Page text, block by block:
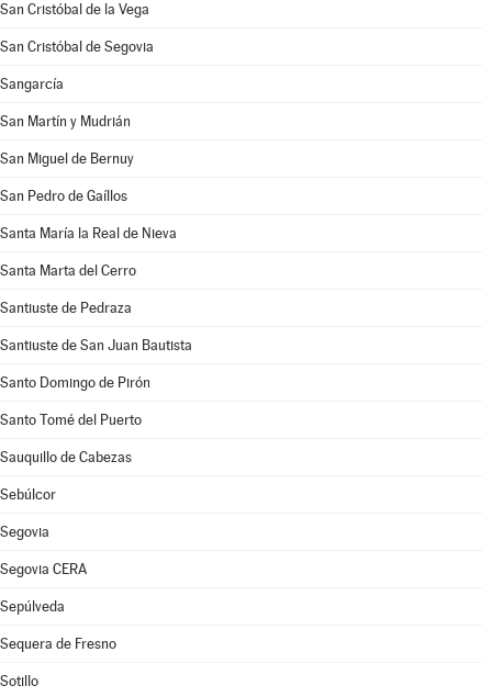
San Cristóbal de la Vega
San Cristóbal de Segovia
Sangarcía
San Martín y Mudrián
San Miguel de Bernuy
San Pedro de Gaíllos
Santa María la Real de Nieva
Santa Marta del Cerro
Santiuste de Pedraza
Santiuste de San Juan Bautista
Santo Domingo de Pirón
Santo Tomé del Puerto
Sauquillo de Cabezas
Sebúlcor
Segovia
Segovia CERA
Sepúlveda
Sequera de Fresno
Sotillo